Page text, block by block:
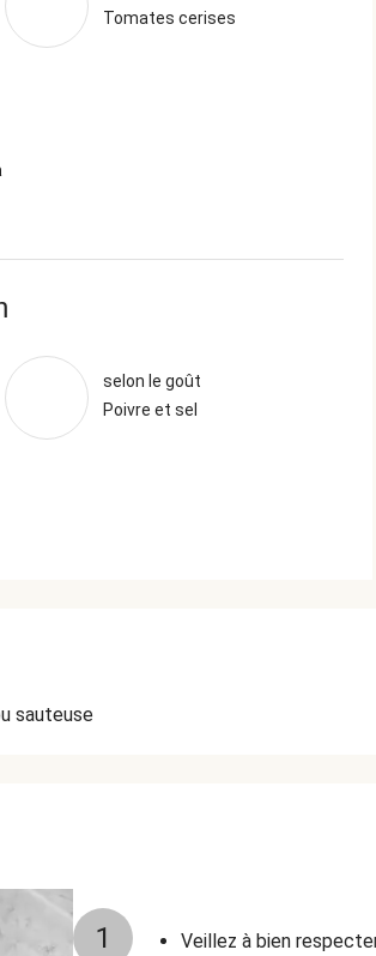
Tomates cerises
selon le goût
Poivre et sel
sauteuse
1
Veillez à bien